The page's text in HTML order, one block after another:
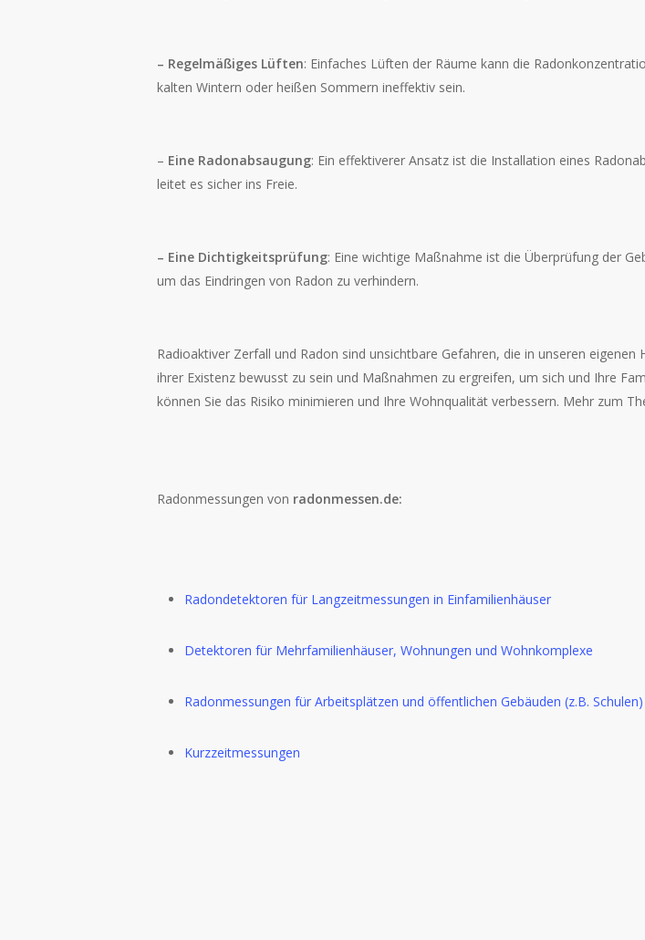
– Regelmäßiges Lüften: Einfaches Lüften der Räume kann die
kalten Wintern oder heißen Sommern ineffektiv sein.
– Eine Radonabsaugung: Ein effektiverer Ansatz ist die Installation eines
leitet es sicher ins Freie.
– Eine Dichtigkeitsprüfung: Eine wichtige Maßnahme ist die Überprüfung der
um das Eindringen von Radon zu verhindern.
Radioaktiver Zerfall und Radon sind unsichtbare Gefahren, die in unseren
ihrer Existenz bewusst zu sein und Maßnahmen zu ergreifen, um sich und Ihre
können Sie das Risiko minimieren und Ihre Wohnqualität verbessern. Mehr zum
Radonmessungen von radonmessen.de:
Radondetektoren für Langzeitmessungen in Einfamilienhäuser
Detektoren für Mehrfamilienhäuser, Wohnungen und Wohnkomplexe
Radonmessungen für Arbeitsplätzen und öffentlichen Gebäuden (z.B. Schulen)
Kurzzeitmessungen